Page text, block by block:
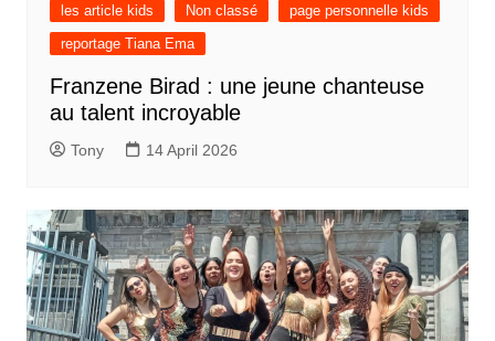
les article kids Non classé
page personnelle kids
reportage Tiana Ema
Franzene Birad : une jeune chanteuse
au talent incroyable
Tony 14 April 2026